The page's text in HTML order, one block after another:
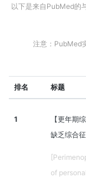
以下是来自PubMed的
注意：PubMed
排名 标题
1
【更年期
缺乏综合征
of